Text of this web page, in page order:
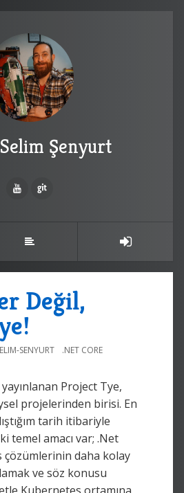
Şenyurt
Değil,
SENYURT .NET CORE
Project Tye,
projelerinden birisi. En
tarih itibariyle
temel amacı var; .Net
çözümlerinin daha kolay
ve söz konusu